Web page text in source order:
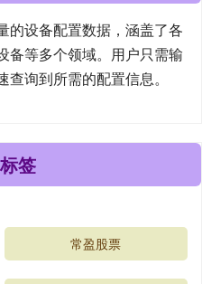
的设备配置数据，涵盖了各
备等多个领域。用户只需输
询到所需的配置信息。
签
常盈股票